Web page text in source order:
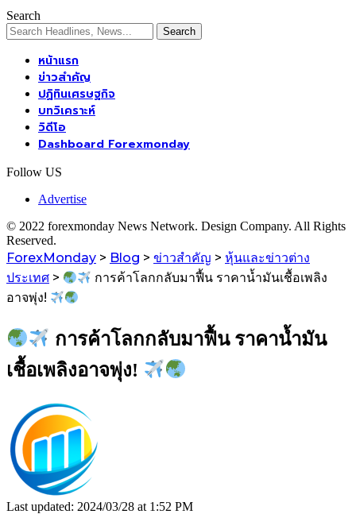
Search
หน้าแรก
ข่าวสำคัญ
ปฏิทินเศรษฐกิจ
บทวิเคราะห์
วิดีโอ
Dashboard Forexmonday
Follow US
Advertise
© 2022 forexmonday News Network. Design Company. All Rights
Reserved.
ForexMonday > Blog > ข่าวสำคัญ > หุ้นและข่าวต่าง
ประเทศ >
การค้าโลกกลับมาฟื้น ราคาน้ำมันเชื้อเพลิง
อาจพุ่ง!
การค้าโลกกลับมาฟื้น ราคาน้ำมัน
เชื้อเพลิงอาจพุ่ง!
Last updated: 2024/03/28 at 1:52 PM